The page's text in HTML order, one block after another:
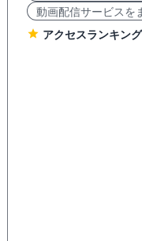
動画配信サービスを
アクセスランキング